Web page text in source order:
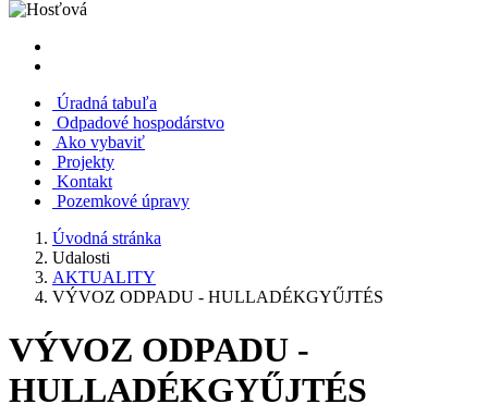
Úradná tabuľa
Odpadové hospodárstvo
Ako vybaviť
Projekty
Kontakt
Pozemkové úpravy
Úvodná stránka
Udalosti
AKTUALITY
VÝVOZ ODPADU - HULLADÉKGYŰJTÉS
VÝVOZ ODPADU -
HULLADÉKGYŰJTÉS